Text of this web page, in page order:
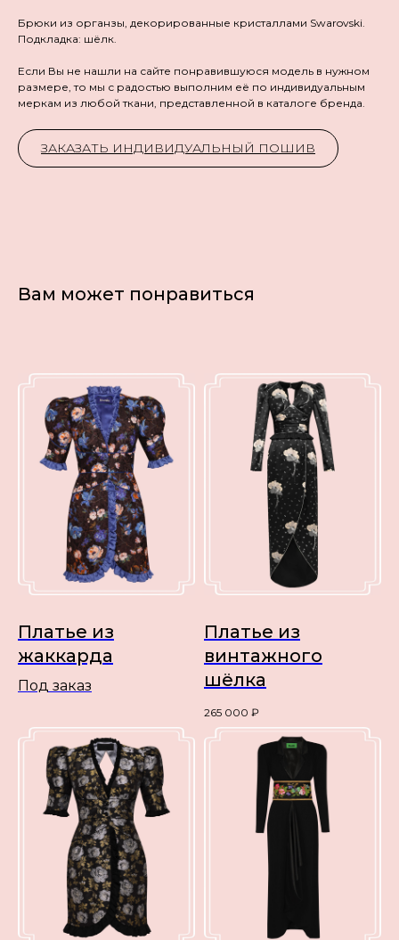
Брюки из органзы, декорированные кристаллами Swarovski.
Подкладка: шёлк.
Если Вы не нашли на сайте понравившуюся модель в нужном
размере, то мы с радостью выполним её по индивидуальным
меркам из любой ткани, представленной в каталоге бренда.
ЗАКАЗАТЬ ИНДИВИДУАЛЬНЫЙ ПОШИВ
Вам может понравиться
Платье из
жаккарда
Под заказ
Платье из
винтажного
шёлка
265 000 ₽